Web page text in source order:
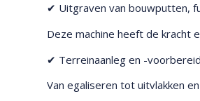
✔ Uitgraven van bouwputten,
Deze machine heeft de kracht
✔ Terreinaanleg en -
Van egaliseren tot uitvlakken